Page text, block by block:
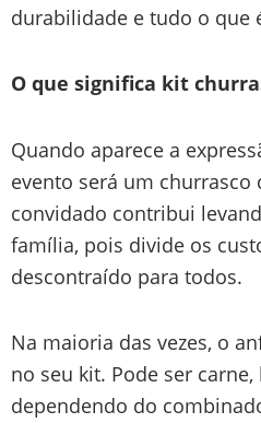
durabilidade e tudo o que
O que significa kit
Quando aparece a
evento será um
convidado contribui
família, pois divide os
descontraído para todos.
Na maioria das vezes, o
no seu kit. Pode ser
dependendo do